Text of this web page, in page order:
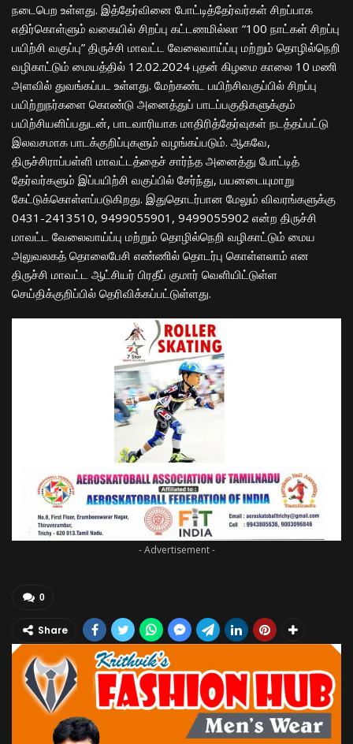
நடைபெற உள்ளது. இத்தேர்வினை போட்டித்தேர்வர்கள் சிறப்பாக
எதிர்கொள்ளும் வகையில் சிறப்பு கட்டணமில்லா “100 நாட்கள் சிறப்பு
பயிற்சி வகுப்பு” திருச்சி மாவட்ட வேலைவாய்ப்பு மற்றும் தொழில்நெறி
வழிகாட்டும் மையத்தில் 12.02.2024 புதன் கிழமை காலை 10 மணி
அளவில் துவங்கப்பட உள்ளது. மேற்கண்ட பயிற்சிவகுப்பில் சிறப்பு
பயிற்றுநர்களை கொண்டு அனைத்துப் பாடப்பகுதிகளுக்கும்
பயிற்சியளிப்பதுடன், பாடவாரியாக மாதிரித்தேர்வுகள் நடத்தப்பட்டு
இலவசமாக பாடக்குறிப்புகளும் வழங்கப்படும். ஆகவே,
திருச்சிராப்பள்ளி மாவட்டத்தைச் சார்ந்த அனைத்து போட்டித்
தேர்வர்களும் இப்பயிற்சி வகுப்பில் சேர்ந்து, பயனடையுமாறு
கேட்டுக்கொள்ளப்படுகிறது. இதுதொடர்பான மேலும் விவரங்களுக்கு
0431-2413510, 9499055901, 9499055902 என்ற திருச்சி
மாவட்ட வேலைவாய்ப்பு மற்றும் தொழில்நெறி வழிகாட்டும் மைய
அலுவலகத் தொலைபேசி எண்ணில் தொடர்பு கொள்ளலாம் என
திருச்சி மாவட்ட ஆட்சியர் பிரதீப் குமார் வெளியிட்டுள்ள
செய்திக்குறிப்பில் தெரிவிக்கப்பட்டுள்ளது.
- Advertisement -
0
Share